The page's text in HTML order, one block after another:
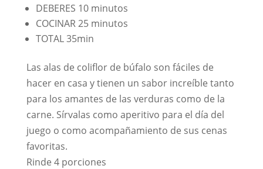
DEBERES 10 minutos
COCINAR25 minutos
TOTAL35min
Las alas de coliflor de búfalo son fáciles de
hacer en casa y tienen un sabor increíble tanto
para los amantes de las verduras como de la
carne. Sírvalas como aperitivo para el día del
juego o como acompañamiento de sus cenas
favoritas.
Rinde 4 porciones